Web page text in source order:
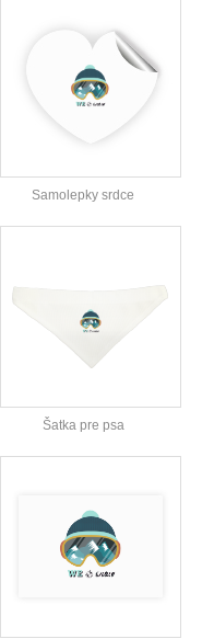
Samolepky srdce
Šatka pre psa